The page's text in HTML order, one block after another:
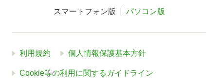
スマートフォン版 パソコン版
利用規約 個人情報保護基本方針
Cookie等の利用に関するガイドライン